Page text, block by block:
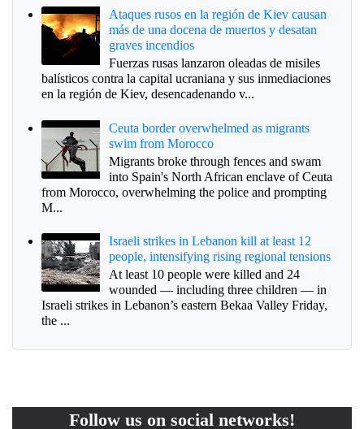
Ataques rusos en la región de Kiev causan
más de una docena de muertos y desatan
graves incendios
Fuerzas rusas lanzaron oleadas de misiles
balísticos contra la capital ucraniana y sus inmediaciones
en la región de Kiev, desencadenando v...
Ceuta border overwhelmed as migrants
swim from Morocco
Migrants broke through fences and swam
into Spain's North African enclave of Ceuta
from Morocco, overwhelming the police and prompting
M...
Israeli strikes in Lebanon kill at least 12
people, intensifying rising regional tensions
At least 10 people were killed and 24
wounded — including three children — in
Israeli strikes in Lebanon’s eastern Bekaa Valley Friday,
the ...
Follow us on social networks!